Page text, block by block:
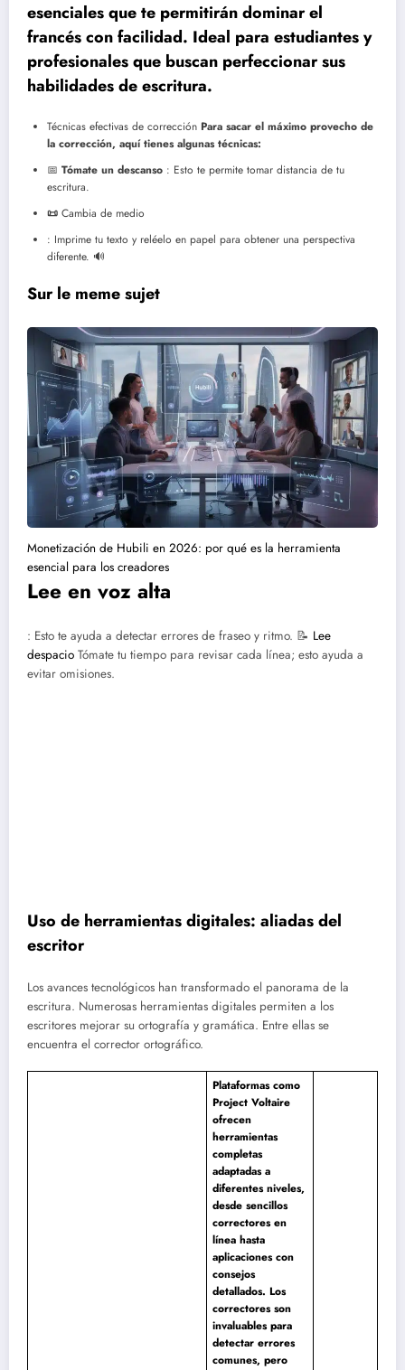
esenciales que te permitirán dominar el
francés con facilidad. Ideal para estudiantes y
profesionales que buscan perfeccionar sus
habilidades de escritura.
Técnicas efectivas de corrección Para sacar el máximo provecho de
la corrección, aquí tienes algunas técnicas:
📅 Tómate un descanso : Esto te permite tomar distancia de tu
escritura.
📜 Cambia de medio
: Imprime tu texto y reléelo en papel para obtener una perspectiva
diferente. 🔊
Sur le meme sujet
Monetización de Hubili en 2026: por qué es la herramienta
esencial para los creadores
Lee en voz alta
: Esto te ayuda a detectar errores de fraseo y ritmo. 📝 Lee
despacio Tómate tu tiempo para revisar cada línea; esto ayuda a
evitar omisiones.
Uso de herramientas digitales: aliadas del
escritor
Los avances tecnológicos han transformado el panorama de la
escritura. Numerosas herramientas digitales permiten a los
escritores mejorar su ortografía y gramática. Entre ellas se
encuentra el corrector ortográfico.
Plataformas como
Project Voltaire
ofrecen
herramientas
completas
adaptadas a
diferentes niveles,
desde sencillos
correctores en
línea hasta
aplicaciones con
consejos
detallados. Los
correctores son
invaluables para
detectar errores
comunes, pero